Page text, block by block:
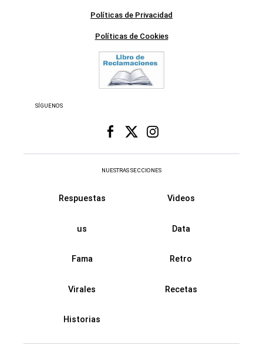
Políticas de Privacidad
Políticas de Cookies
SÍGUENOS
NUESTRAS SECCIONES
Respuestas Videos
us Data
Fama Retro
Virales Recetas
Historias